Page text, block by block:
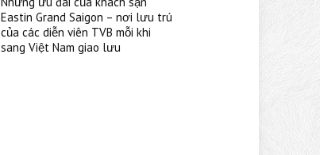
Eastin Grand Saigon – nơi lưu trú
của các diễn viên TVB mỗi khi
sang Việt Nam giao lưu